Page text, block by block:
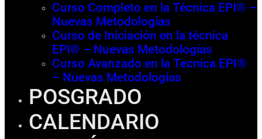
Curso Completo en la Técnica EPI® –
Nuevas Metodologías
Curso de Iniciación en la técnica
EPI® – Nuevas Metodologías
Curso Avanzado en la Tecnica EPI®
– Nuevas Metodologías
POSGRADO
CALENDARIO